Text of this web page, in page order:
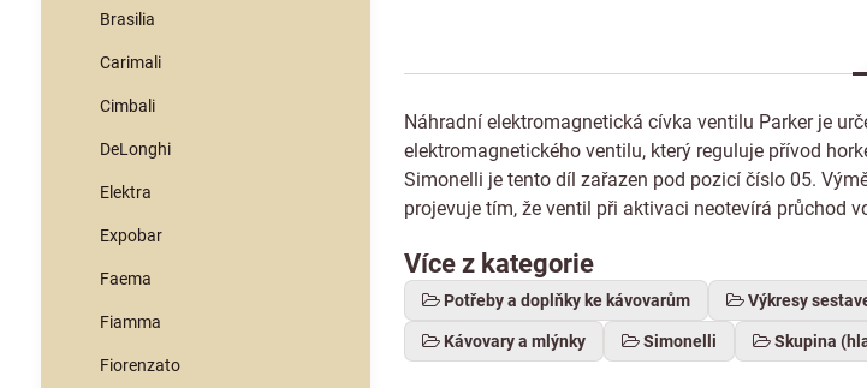
Náhradní elektromagnetická cívka ventilu Parker je
elektromagnetického ventilu, který reguluje přívod
Simonelli je tento díl zařazen pod pozicí číslo 05.
projevuje tím, že ventil při aktivaci neotevírá průchod
Více z kategorie
Potřeby a doplňky ke kávovarům Výkresy
Kávovary a mlýnky Simonelli Skupina
Brasilia
Carimali
Cimbali
DeLonghi
Elektra
Expobar
Faema
Fiamma
Fiorenzato